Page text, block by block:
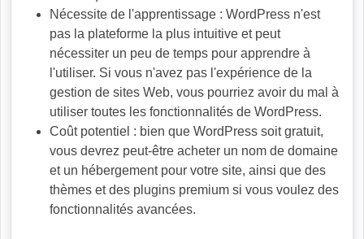
Nécessite de l'apprentissage : WordPress n'est
pas la plateforme la plus intuitive et peut
nécessiter un peu de temps pour apprendre à
l'utiliser. Si vous n'avez pas l'expérience de la
gestion de sites Web, vous pourriez avoir du mal à
utiliser toutes les fonctionnalités de WordPress.
Coût potentiel : bien que WordPress soit gratuit,
vous devrez peut-être acheter un nom de domaine
et un hébergement pour votre site, ainsi que des
thèmes et des plugins premium si vous voulez des
fonctionnalités avancées.